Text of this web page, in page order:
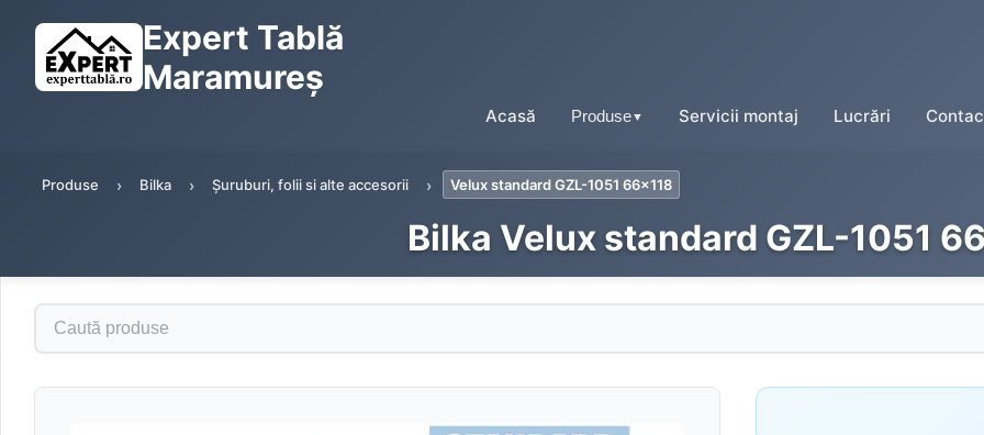
Expert Tablă
Maramureș
Acasă Produse▼
Tablă prefălțuită click
Servicii montaj Lucrări
Produse Bilka Șuruburi, folii si alte accesorii Velux standard GZL-1051 66x118
Bilka Velux standard GZL-1051
Caută produse